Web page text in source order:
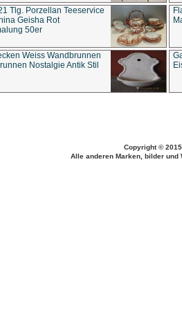
Tlg. Porzellan Teeservice
Geisha Rot
50er
Weiss Wandbrunnen
Nostalgie Antik Stil
Copyright ©
Alle anderen Marken, bilder und